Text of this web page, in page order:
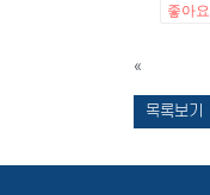
좋아요
«
목록보기